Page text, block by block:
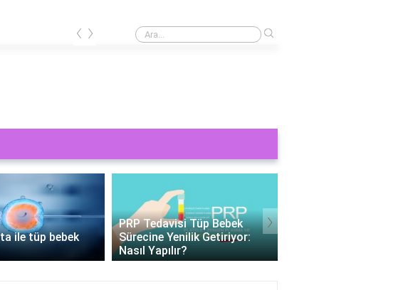
Akut spazm nedir?
‹ ›
ile tüp bebek
PRP Tedavisi Tüp Bebek
Sürecine Yenilik Getiriyor:
Nasıl Yapılır?
›